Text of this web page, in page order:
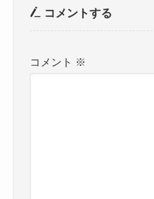
コメントする
コメント ※